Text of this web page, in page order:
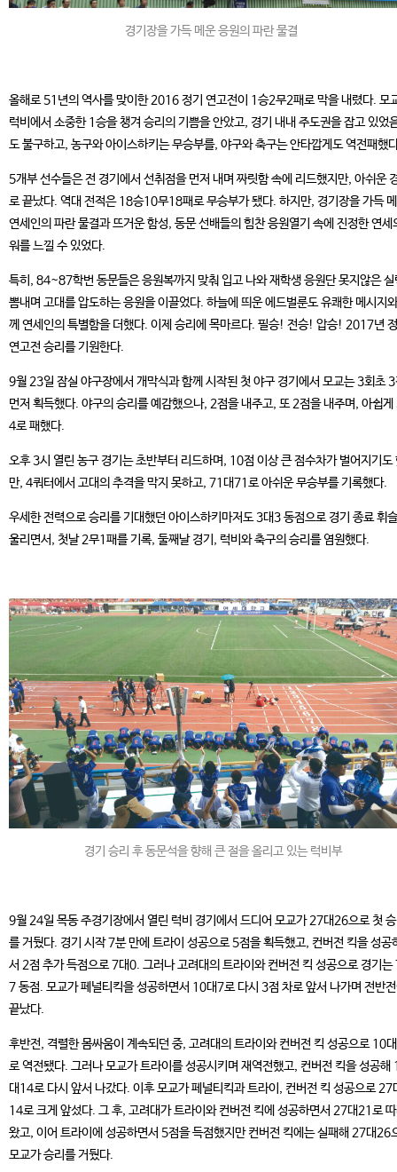
경기장을 가득 메운 응원의 파란 물결
올해로 51년의 역사를 맞이한 2016 정기 연고전이 1승2무2패로 막을 내렸다. 모
럭비에서 소중한 1승을 챙겨 승리의 기쁨을 안았고, 경기 내내 주도권을 잡고 있었
도 불구하고, 농구와 아이스하키는 무승부를, 야구와 축구는 안타깝게도 역전패했
5개부 선수들은 전 경기에서 선취점을 먼저 내며 짜릿함 속에 리드했지만, 아쉬운
로 끝났다. 역대 전적은 18승10무18패로 무승부가 됐다. 하지만, 경기장을 가득
연세인의 파란 물결과 뜨거운 함성, 동문 선배들의 힘찬 응원열기 속에 진정한 연세
워를 느낄 수 있었다.
특히, 84~87학번 동문들은 응원복까지 맞춰 입고 나와 재학생 응원단 못지않은 실
뽐내며 고대를 압도하는 응원을 이끌었다. 하늘에 띄운 에드벌룬도 유쾌한 메시지
께 연세인의 특별함을 더했다. 이제 승리에 목마르다. 필승! 전승! 압승! 2017년
연고전 승리를 기원한다.
9월 23일 잠실 야구장에서 개막식과 함께 시작된 첫 야구 경기에서 모교는 3회초
먼저 획득했다. 야구의 승리를 예감했으나, 2점을 내주고, 또 2점을 내주며, 아쉽게
4로 패했다.
오후 3시 열린 농구 경기는 초반부터 리드하며, 10점 이상 큰 점수차가 벌어지기도
만, 4쿼터에서 고대의 추격을 막지 못하고, 71대71로 아쉬운 무승부를 기록했다.
우세한 전력으로 승리를 기대했던 아이스하키마저도 3대3 동점으로 경기 종료 휘
울리면서, 첫날 2무1패를 기록, 둘째날 경기, 럭비와 축구의 승리를 염원했다.
경기 승리 후 동문석을 향해 큰 절을 올리고 있는 럭비부
9월 24일 목동 주경기장에서 열린 럭비 경기에서 드디어 모교가 27대26으로 첫
를 거뒀다. 경기 시작 7분 만에 트라이 성공으로 5점을 획득했고, 컨버전 킥을 성공
서 2점 추가 득점으로 7대0. 그러나 고려대의 트라이와 컨버전 킥 성공으로 경기는
7 동점. 모교가 페널티킥을 성공하면서 10대7로 다시 3점 차로 앞서 나가며 전반
끝났다.
후반전, 격렬한 몸싸움이 계속되던 중, 고려대의 트라이와 컨버전 킥 성공으로 10
로 역전됐다. 그러나 모교가 트라이를 성공시키며 재역전했고, 컨버전 킥을 성공해
대14로 다시 앞서 나갔다. 이후 모교가 페널티킥과 트라이, 컨버전 킥 성공으로 27
14로 크게 앞섰다. 그 후, 고려대가 트라이와 컨버전 킥에 성공하면서 27대21로
왔고, 이어 트라이에 성공하면서 5점을 득점했지만 컨버전 킥에는 실패해 27대26
모교가 승리를 거뒀다.